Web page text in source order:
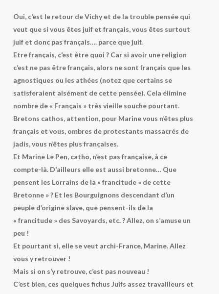
Oui, c’est le retour de Vichy et de la trouble pensée qui
veut que si vous êtes juif et français, vous êtes surtout
juif et donc pas français…. parce que juif.
Etre français, c’est être quoi ? Car si avoir une religion
c’est ne pas être français, alors ne sont français que les
agnostiques ou les athées (notez que certains se
satisferaient aisément de cette pensée). Cela élimine
nombre de « Français » très vieille souche pourtant.
Bretons cathos, attention, pour Marine vous n’êtes plus
français et vous, ombres de protestants massacrés de
jadis, vous n’êtes plus françaises.
Et Marine Le Pen, catho, n’est pas française, à ce
compte-là. D’ailleurs elle est aussi bretonne… Que
pensent les Lorrains de la « francitude » de cette
Bretonne » ? Et les Bourguignons descendant d’un
peuple d’origine slave, que pensent-ils de la
« francitude » des Savoyards, etc. ? Allez, on s’amuse un
peu !
Et pourtant si, elle se veut archi-France, Marine. Allez
vous y retrouver !
Mais si on s’y retrouve, c’est pas nouveau !
C’est bien, ces quelques fichus Juifs assez travailleurs et